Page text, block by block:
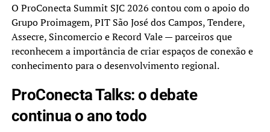
O ProConecta Summit SJC 2026 contou com o apoio do
Grupo Proimagem, PIT São José dos Campos, Tendere,
Assecre, Sincomercio e Record Vale — parceiros que
reconhecem a importância de criar espaços de conexão e
conhecimento para o desenvolvimento regional.
ProConecta Talks: o debate
continua o ano todo